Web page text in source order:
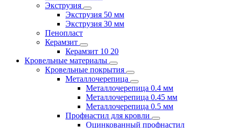
Экструзия
Экструзия 50 мм
Экструзия 30 мм
Пенопласт
Керамзит
Керамзит 10 20
Кровельные материалы
Кровельные покрытия
Металлочерепица
Металлочерепица 0.4 мм
Металлочерепица 0.45 мм
Металлочерепица 0.5 мм
Профнастил для кровли
Оцинкованный профнастил